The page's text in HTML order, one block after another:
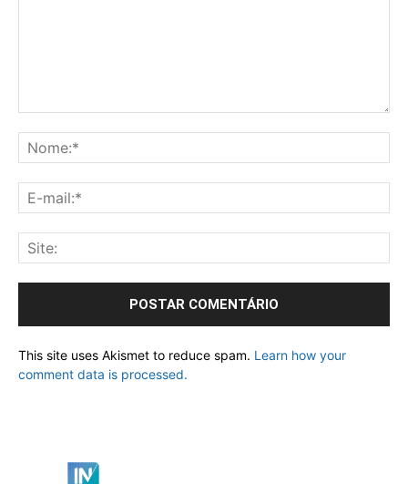
This site uses Akismet to reduce spam. Learn how your
comment data is processed.